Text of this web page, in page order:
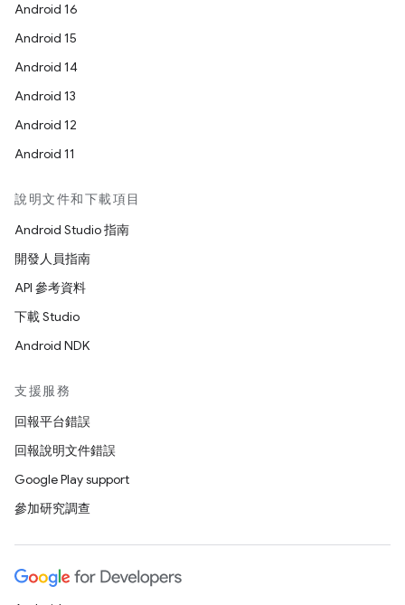
Android 16
Android 15
Android 14
Android 13
Android 12
Android 11
說明文件和下載項目
Android Studio 指南
開發人員指南
API 參考資料
下載 Studio
Android NDK
支援服務
回報平台錯誤
回報說明文件錯誤
Google Play support
參加研究調查